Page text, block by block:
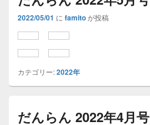
2022/05/01 に famitoが投稿
カテゴリー:2022年
だんらん 2022年4月号